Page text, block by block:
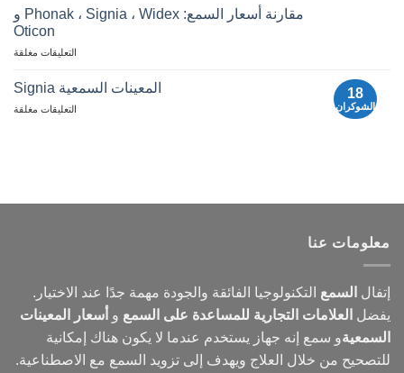
المتداولة
حول
السمع
مقارنة أسعار السمع: Phonak ، Signia ، Widex و
Oticon
مقارنة
السمع:
Phonak
Oticon
التعليقات مغلقة
18
الشوكران
المعينات السمعية Signia
لأجهزة
التعليقات مغلقة
معلومات عنا
إتفال السمع التكنولوجيا الفائقة والجودة مهمة جدًا عند الاختيار.
يفضل العلامات التجارية للمساعدة على السمع و أسعار المعينات
السمعيةو سمع إنه جهاز يستخدم عندما لا يكون هناك إمكانية
للتصحيح من خلال العلاج ويهدف إلى تزويد السمع مع الاصطناعية.